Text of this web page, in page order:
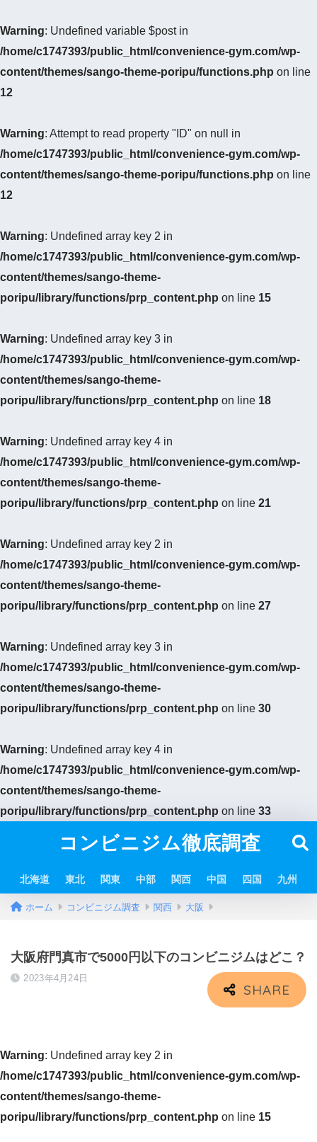
Warning: Undefined variable $post in
/home/c1747393/public_html/convenience-gym.com/wp-
content/themes/sango-theme-poripu/functions.php on line
12
Warning: Attempt to read property "ID" on null in
/home/c1747393/public_html/convenience-gym.com/wp-
content/themes/sango-theme-poripu/functions.php on line
12
Warning: Undefined array key 2 in
/home/c1747393/public_html/convenience-gym.com/wp-
content/themes/sango-theme-
poripu/library/functions/prp_content.php on line 15
Warning: Undefined array key 3 in
/home/c1747393/public_html/convenience-gym.com/wp-
content/themes/sango-theme-
poripu/library/functions/prp_content.php on line 18
Warning: Undefined array key 4 in
/home/c1747393/public_html/convenience-gym.com/wp-
content/themes/sango-theme-
poripu/library/functions/prp_content.php on line 21
Warning: Undefined array key 2 in
/home/c1747393/public_html/convenience-gym.com/wp-
content/themes/sango-theme-
poripu/library/functions/prp_content.php on line 27
Warning: Undefined array key 3 in
/home/c1747393/public_html/convenience-gym.com/wp-
content/themes/sango-theme-
poripu/library/functions/prp_content.php on line 30
Warning: Undefined array key 4 in
/home/c1747393/public_html/convenience-gym.com/wp-
content/themes/sango-theme-
poripu/library/functions/prp_content.php on line 33
コンビニジム徹底調査
北海道 東北 関東 中部 関西 中国 四国 九州
ホーム コンビニジム調査 関西 大阪
大阪府門真市で5000円以下のコンビニジムはどこ？
2023年4月24日
Warning: Undefined array key 2 in
/home/c1747393/public_html/convenience-gym.com/wp-
content/themes/sango-theme-
poripu/library/functions/prp_content.php on line 15